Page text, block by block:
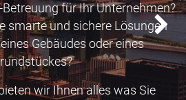
für Ihr Unternehmen?
smarte und sichere Lösungen
Gebäudes oder eines
wir Ihnen alles was Sie